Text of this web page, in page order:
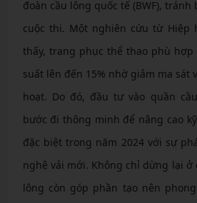
đoàn cầu lông quốc tế (BWF),
cuộc thi. Một nghiên cứu từ Hiệp
thấy, trang phục thể thao phù hợp
suất lên đến 15% nhờ giảm ma sát
hoạt. Do đó, đầu tư vào quần
bước đi thông minh để nâng cao
đặc biệt trong năm 2024 với sự
nghệ vải mới. Không chỉ dừng lại ở
lông còn góp phần tạo nên